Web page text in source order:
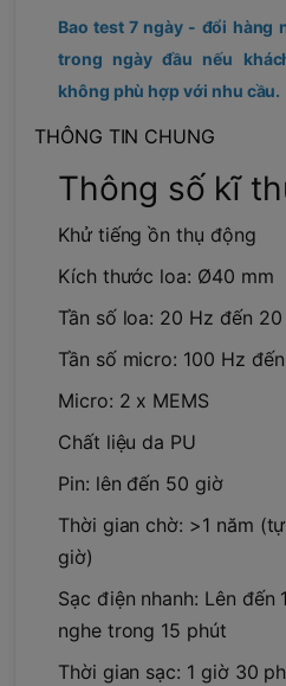
Bao test 7 ngày - đổi hàng
trong ngày đầu nếu
không phù hợp với nhu cầu.
THÔNG TIN CHUNG
Thông số kĩ
Khử tiếng ồn thụ động
Kích thước loa: Ø40 mm
Tần số loa: 20 Hz đến
Tần số micro: 100 Hz
Micro: 2 x MEMS
Chất liệu da PU
Pin: lên đến 50 giờ
Thời gian chờ: >1 năm
giờ)
Sạc điện nhanh: Lên đến
nghe trong 15 phút
Thời gian sạc: 1 giờ 30